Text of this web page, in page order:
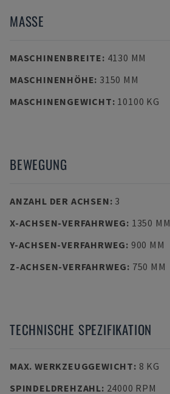
MASSE
MASCHINENBREITE: 4130 MM
MASCHINENHÖHE: 3150 MM
MASCHINENGEWICHT: 10100 KG
BEWEGUNG
ANZAHL DER ACHSEN: 3
X-ACHSEN-VERFAHRWEG: 1350 MM
Y-ACHSEN-VERFAHRWEG: 900 MM
Z-ACHSEN-VERFAHRWEG: 750 MM
TECHNISCHE SPEZIFIKATION
MAX. WERKZEUGGEWICHT: 8 KG
SPINDELDREHZAHL: 24000 RPM